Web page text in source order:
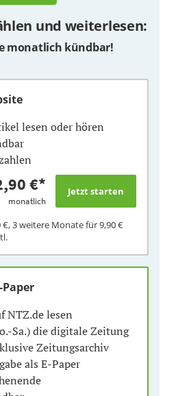
und weiterlesen:
monatlich kündbar!
lesen oder hören
€*
monatlich
€, 3 weitere Monate für9,90 €
NTZ.de lesen
Sa.) die digitale Zeitung
Zeitungsarchiv
als E-Paper